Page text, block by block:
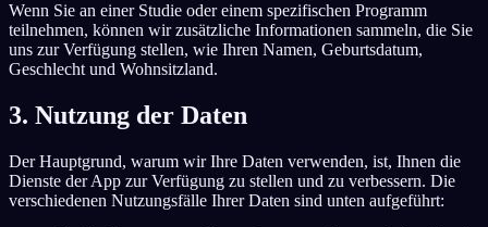
Wenn Sie an einer Studie oder einem spezifischen Programm
teilnehmen, können wir zusätzliche Informationen sammeln, die Sie
uns zur Verfügung stellen, wie Ihren Namen, Geburtsdatum,
Geschlecht und Wohnsitzland.
3. Nutzung der Daten
Der Hauptgrund, warum wir Ihre Daten verwenden, ist, Ihnen die
Dienste der App zur Verfügung zu stellen und zu verbessern. Die
verschiedenen Nutzungsfälle Ihrer Daten sind unten aufgeführt: